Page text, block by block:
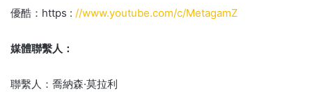
優酷：https : //www.youtube.com/c/MetagamZ
媒體聯繫人：
聯繫人：喬納森·莫拉利